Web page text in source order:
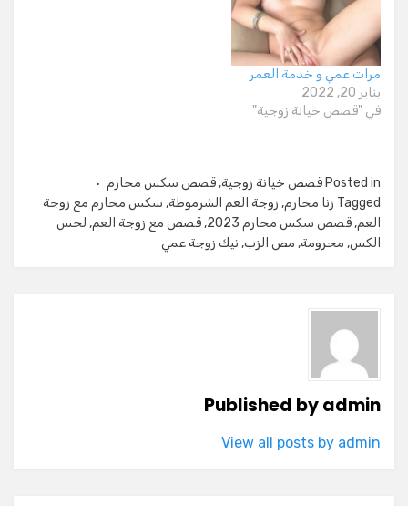
مرات عمي و خدمة العمر
يناير 20, 2022
في "قصص خيانة زوجية"
Posted in قصص خيانة زوجية, قصص سكس محارم
Tagged زنا محارم, زوجة العم الشرموطة, سكس محارم مع زوجة
العم, قصص سكس محارم 2023 , قصص مع زوجة العم, لحس
الكس, محرومة, مص الزب, نيك زوجة عمي
Published byadmin
View all posts by admin